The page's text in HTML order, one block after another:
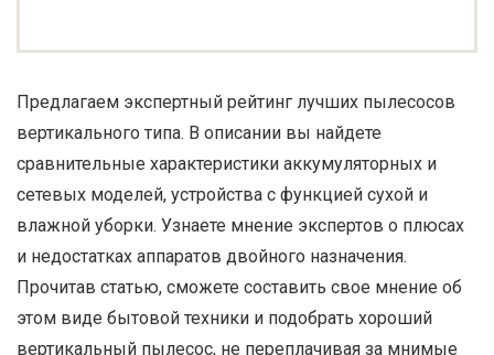
Предлагаем экспертный рейтинг лучших пылесосов
вертикального типа. В описании вы найдете
сравнительные характеристики аккумуляторных и
сетевых моделей, устройства с функцией сухой и
влажной уборки. Узнаете мнение экспертов о плюсах
и недостатках аппаратов двойного назначения.
Прочитав статью, сможете составить свое мнение об
этом виде бытовой техники и подобрать хороший
вертикальный пылесос, не переплачивая за мнимые